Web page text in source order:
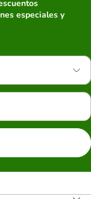
especiales y